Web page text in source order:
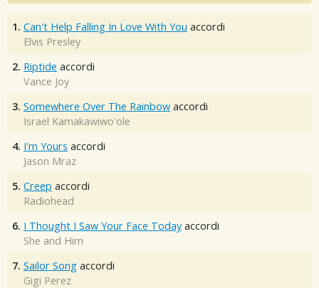
1. Can't Help Falling In Love With You accordi
Elvis Presley
2. Riptide accordi
Vance Joy
3. Somewhere Over The Rainbow accordi
Israel Kamakawiwo'ole
4. I'm Yours accordi
Jason Mraz
5. Creep accordi
Radiohead
6. I Thought I Saw Your Face Today accordi
She and Him
7. Sailor Song accordi
Gigi Perez